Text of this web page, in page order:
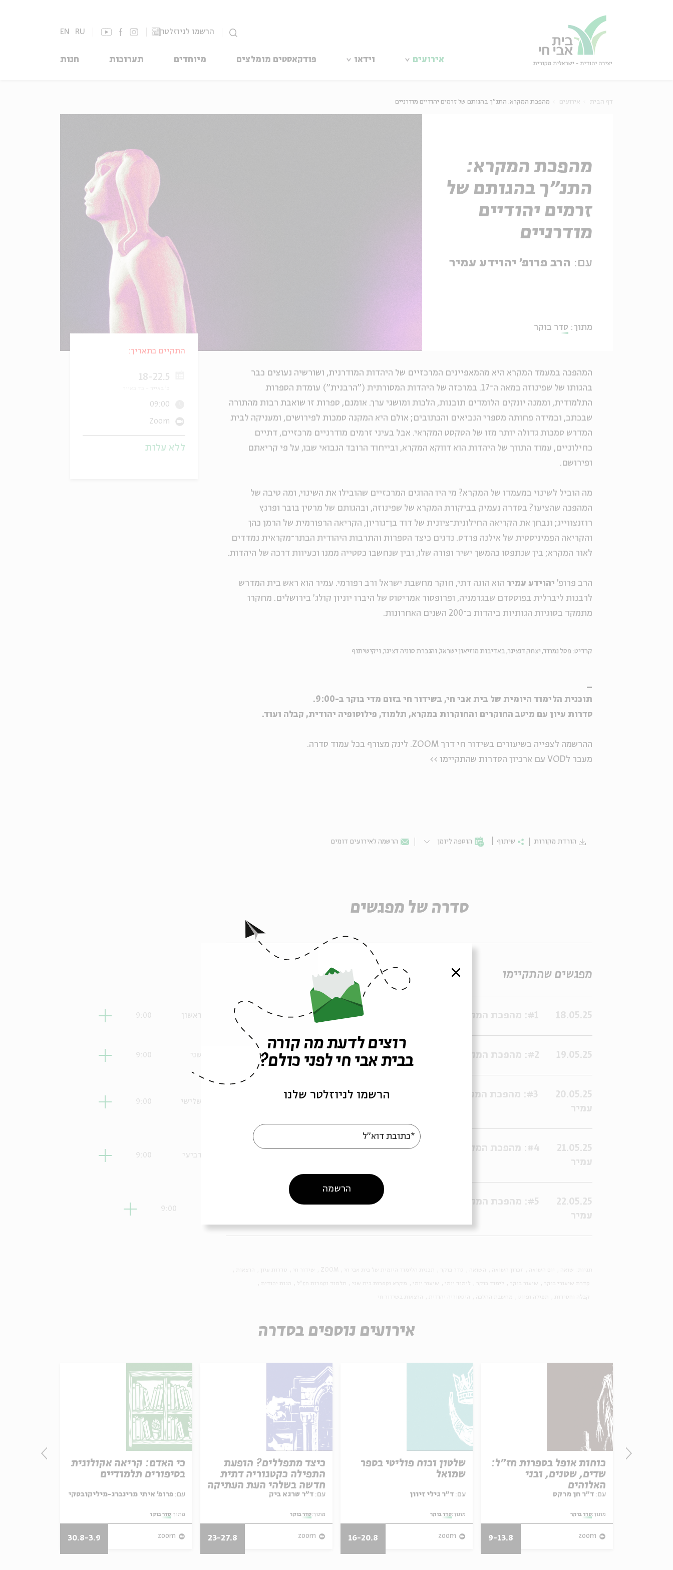
הרשמו לניוזלטר EN RU
אירועים וידאו פודקאסטים מומלצים מיוחדים תערוכות חנות
דף הבית אירועים מהפכת המקרא: התנ"ך בהגותם של זרמים יהודיים מודרניים
מהפכת המקרא:
התנ"ך בהגותם של
זרמים יהודיים
מודרניים
עם: הרב פרופ' יהוידע עמיר
מתוך: סדר בוקר
המהפכה במעמד המקרא היא מהמאפיינים המרכזיים של היהדות המודרנית, ושורשיה נעוצים כבר
בהגותו של שפינוזה במאה ה־17. במרכזה של היהדות המסורתית ("הרבנית") עומדת הספרות
התלמודית, וממנה יונקים הלומדים תובנות, הלכות ומושגי ערך. אומנם, ספרות זו שואבת רבות מהתורה
שבכתב, ובמידה פחותה מספרי הנביאים והכתובים; אולם היא המקנה סמכות לפירושים, ומעניקה לבית
המדרש סמכות גדולה יותר מזו של הטקסט המקראי. אבל בעיני זרמים מודרניים מרכזיים, דתיים
כחילוניים, עמוד התווך של היהדות הוא דווקא המקרא, ובייחוד הרובד הנבואי שבו, על פי קריאתם
ופירושם.
מה הוביל לשינוי במעמדו של המקרא? מי היו ההוגים המרכזיים שהובילו את השינוי, ומה טיבה של
המהפכה שהציעו? בסדרה נעמיק בביקורת המקרא של שפינוזה, ובהגותם של מרטין בובר ופרנץ
רוזנצווייג; ונבחן את הקריאה החילונית־ציונית של דוד בן־גוריון, הקריאה הרפורמית של הרמן כהן
והקריאה הפמיניסטית של אילנה פרדס. נדגים כיצד הספרות והתרבות היהודית הבתר־מקראית נמדדים
לאור המקרא; בין שנתפסו כהמשך ישיר ופורה שלו, ובין שנחשבו כסטייה ממנו וכעיוות דרכה של היהדות.
הרב פרופ' יהוידע עמיר הוא הוגה דתי, חוקר מחשבת ישראל ורב רפורמי. עמיר הוא ראש בית המדרש
לרבנות ליברלית בפוטסדם שבגרמניה, ופרופסור אמריטוס של היברו יוניון קולג' בירושלים. מחקרו
מתמקד בסוגיות הגותיות ביהדות ב־200 השנים האחרונות.
קרדיט: פסל נמרוד, יצחק דנציגר, באדיבות מוזיאון ישראל, והגברת סוניה דציגר, ויקישיתוף
_
תוכנית הלימוד היומית של בית אבי חי, בשידור חי בזום מדי בוקר ב-9:00.
סדרות עיון עם מיטב החוקרים והחוקרות במקרא, תלמוד, פילוסופיה יהודית, קבלה ועוד.
ההרשמה לצפייה בשיעורים בשידור חי דרך ZOOM. לינק מצורף בכל עמוד סדרה.
מעבר לVOD עם ארכיון הסדרות שהתקיימו >>
הורדת מקורות שיתוף הוספה ליומן הרשמה לאירועים דומים
סדרה של מפגשים
מפגשים שהתקיימו
18.05.25 #1: מהפכת המקרא | פרק 1 - שפינוזה | הרב פרופ' יהוידע עמיר ראשון 9:00
19.05.25 #2: מהפכת המקרא | פרק 2 - הרמן כהן | הרב פרופ' יהוידע עמיר שני 9:00
20.05.25
#3: מהפכת המקרא | פרק 3 - בובר ורוזנצווייג | הרב פרופ' יהוידע
עמיר
שלישי 9:00
21.05.25
#4: מהפכת המקרא | פרק 4 - דוד בן גוריון | הרב פרופ' יהוידע
עמיר
רביעי 9:00
22.05.25
#5: מהפכת המקרא | פרק 5 - קריאות פמיניסטיות | הרב פרופ' יהוידע
עמיר
9:00
התקיים בתאריך:
18-22.5
09:00
Zoom
ללא עלות
אירועים נוספים בסדרה
כוחות אופל בספרות חז"ל:
שדים, שטנים, ובני
האלוהים
עם:
מתוך:סדר בוקר
zoom
9-13.8
שלטון וכוח פוליטי בספר
שמואל
עם:
מתוך:סדר בוקר
zoom
16-20.8
כיצד מתפללים? הופעת
התפילה כקטגוריה דתית
חדשה בשלהי העת העתיקה
עם:
מתוך:סדר בוקר
zoom
23-27.8
כי האדם: קריאה אקולוגית
בסיפורים תלמודיים
עם:
מתוך:סדר בוקר
zoom
30.8-3.9
סגור
רוצים לדעת מה קורה
בבית אבי חי לפני כולם?
הרשמו לניוזלטר שלנו
*כתובת דוא"ל
הרשמה